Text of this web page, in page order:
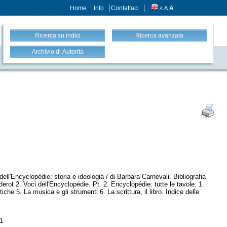
Home Info Contattaci A A A
Ricerca su indici Ricerca avanzata
Archivio di Autorità